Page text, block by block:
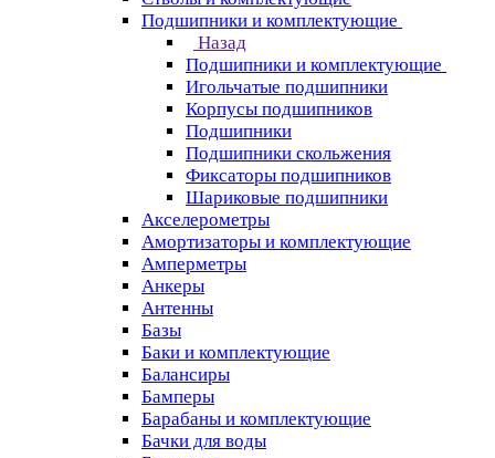
Подшипники и комплектующие
Назад
Подшипники и комплектующие
Игольчатые подшипники
Корпусы подшипников
Подшипники
Подшипники скольжения
Фиксаторы подшипников
Шариковые подшипники
Акселерометры
Амортизаторы и комплектующие
Амперметры
Анкеры
Антенны
Базы
Баки и комплектующие
Балансиры
Бамперы
Барабаны и комплектующие
Бачки для воды